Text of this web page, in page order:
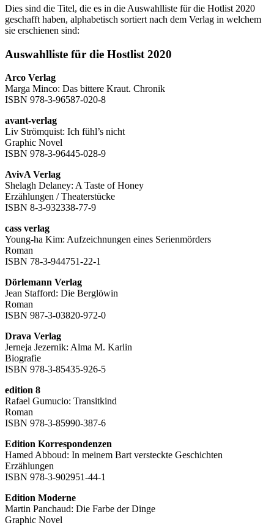
Dies sind die Titel, die es in die Auswahlliste für die Hotlist 2020
geschafft haben, alphabetisch sortiert nach dem Verlag in welchem
sie erschienen sind:
Auswahlliste für die Hostlist 2020
Arco Verlag
Marga Minco: Das bittere Kraut. Chronik
ISBN 978-3-96587-020-8
avant-verlag
Liv Strömquist: Ich fühl’s nicht
Graphic Novel
ISBN 978-3-96445-028-9
AvivA Verlag
Shelagh Delaney: A Taste of Honey
Erzählungen / Theaterstücke
ISBN 8-3-932338-77-9
cass verlag
Young-ha Kim: Aufzeichnungen eines Serienmörders
Roman
ISBN 78-3-944751-22-1
Dörlemann Verlag
Jean Stafford: Die Berglöwin
Roman
ISBN 987-3-03820-972-0
Drava Verlag
Jerneja Jezernik: Alma M. Karlin
Biografie
ISBN 978-3-85435-926-5
edition 8
Rafael Gumucio: Transitkind
Roman
ISBN 978-3-85990-387-6
Edition Korrespondenzen
Hamed Abboud: In meinem Bart versteckte Geschichten
Erzählungen
ISBN 978-3-902951-44-1
Edition Moderne
Martin Panchaud: Die Farbe der Dinge
Graphic Novel